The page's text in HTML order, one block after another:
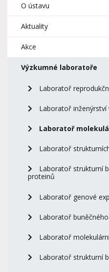
O ústavu
Aktuality
Akce
Výzkumné laboratoře
Laboratoř
Laboratoř
Laboratoř
Laboratoř
Laboratoř strukturní
proteinů
Laboratoř genové
Laboratoř
Laboratoř
Laboratoř strukturní